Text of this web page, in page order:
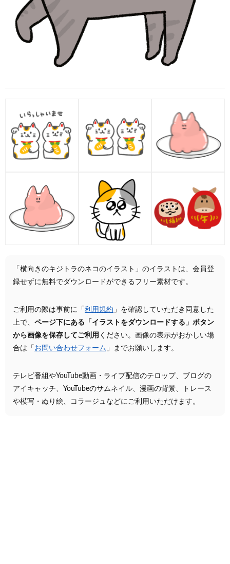
「横向きのキジトラのネコのイラスト」のイラストは、会員登
録せずに無料でダウンロードができるフリー素材です。
ご利用の際は事前に「 利用規約 」を確認していただき同意した
上で、 ページ下にある「イラストをダウンロードする」ボタン
から画像を保存してご利用 ください。画像の表示がおかしい場
合は「 お問い合わせフォーム 」までお願いします。
テレビ番組やYouTube動画・ライブ配信のテロップ、ブログの
アイキャッチ、YouTubeのサムネイル、漫画の背景、トレース
や模写・ぬり絵、コラージュなどにご利用いただけます。